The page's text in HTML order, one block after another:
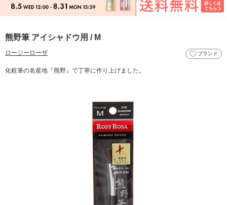
熊野筆 アイシャドウ用 / M
ロージーローザ ブランド
化粧筆の名産地『熊野』で丁寧に作り上げました。